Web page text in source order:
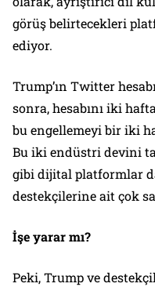
görüş belirtecekleri
ediyor.
Trump’ın Twitter
sonra, hesabını iki
bu engellemeyi bir iki
Bu iki endüstri devini
gibi dijital platformlar
destekçilerine ait çok
İşe yarar mı?
Peki, Trump ve